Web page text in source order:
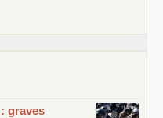
graves